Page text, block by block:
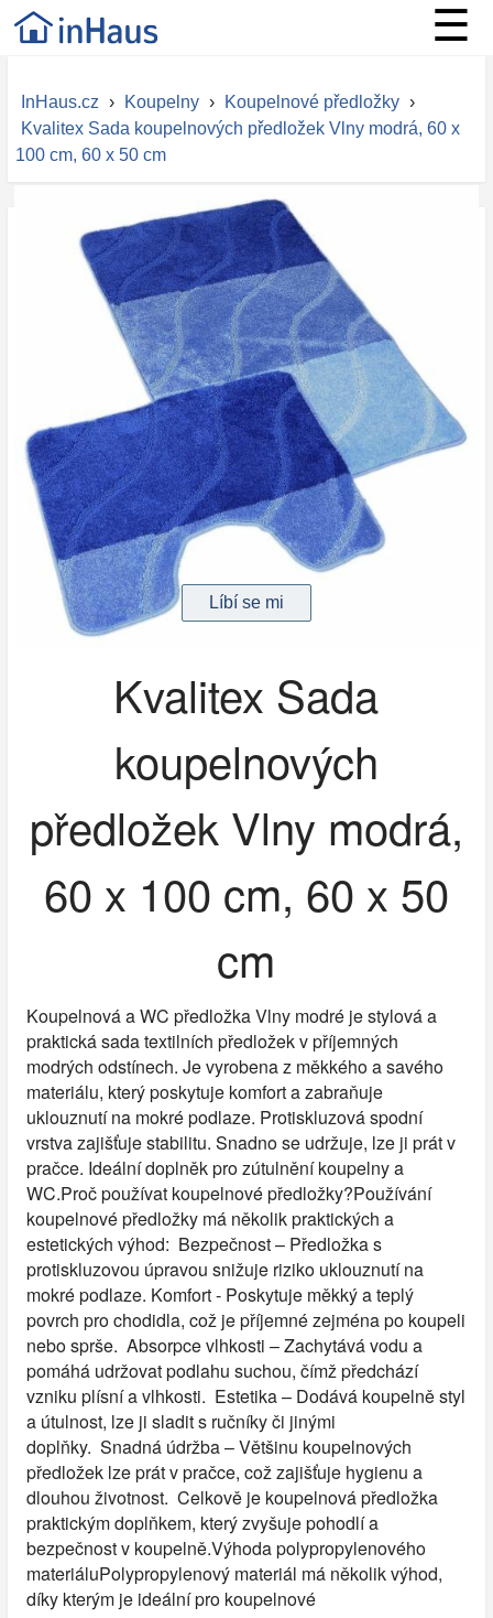
☰
InHaus.cz › Koupelny › Koupelnové předložky ›
Kvalitex Sada koupelnových předložek Vlny modrá, 60 x
100 cm, 60 x 50 cm
Kvalitex Sada
koupelnových
předložek Vlny modrá,
60 x 100 cm, 60 x 50
cm
Koupelnová a WC předložka Vlny modré je stylová a
praktická sada textilních předložek v příjemných
modrých odstínech. Je vyrobena z měkkého a savého
materiálu, který poskytuje komfort a zabraňuje
uklouznutí na mokré podlaze. Protiskluzová spodní
vrstva zajišťuje stabilitu. Snadno se udržuje, lze ji prát v
pračce. Ideální doplněk pro zútulnění koupelny a
WC.Proč používat koupelnové předložky?Používání
koupelnové předložky má několik praktických a
estetických výhod: Bezpečnost – Předložka s
protiskluzovou úpravou snižuje riziko uklouznutí na
mokré podlaze. Komfort - Poskytuje měkký a teplý
povrch pro chodidla, což je příjemné zejména po koupeli
nebo sprše. Absorpce vlhkosti – Zachytává vodu a
pomáhá udržovat podlahu suchou, čímž předchází
vzniku plísní a vlhkosti. Estetika – Dodává koupelně styl
a útulnost, lze ji sladit s ručníky či jinými
doplňky. Snadná údržba – Většinu koupelnových
předložek lze prát v pračce, což zajišťuje hygienu a
dlouhou životnost. Celkově je koupelnová předložka
praktickým doplňkem, který zvyšuje pohodlí a
bezpečnost v koupelně.Výhoda polypropylenového
materiáluPolypropylenový materiál má několik výhod,
díky kterým je ideální pro koupelnové